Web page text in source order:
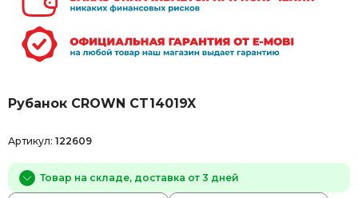
Рубанок CROWN CT14019X
Артикул: 122609
Товар на складе, доставка от 3 дней